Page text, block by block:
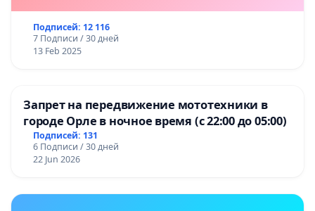
Подписей: 12 116
7 Подписи / 30 дней
13 Feb 2025
Запрет на передвижение мототехники в
городе Орле в ночное время (с 22:00 до 05:00)
Подписей: 131
6 Подписи / 30 дней
22 Jun 2026